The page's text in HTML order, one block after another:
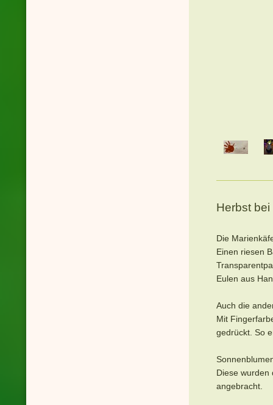
Herbst
Die
Einen riesen
Eulen aus
Auch die
Mit
gedrückt. So
Diese wurden
angebracht.